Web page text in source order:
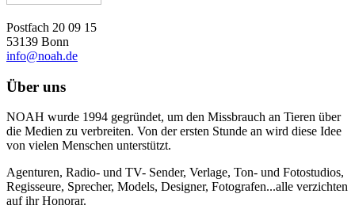
Postfach 20 09 15
53139 Bonn
info@noah.de
Über uns
NOAH wurde 1994 gegründet, um den Missbrauch an Tieren über
die Medien zu verbreiten. Von der ersten Stunde an wird diese Idee
von vielen Menschen unterstützt.
Agenturen, Radio- und TV- Sender, Verlage, Ton- und Fotostudios,
Regisseure, Sprecher, Models, Designer, Fotografen...alle verzichten
auf ihr Honorar.